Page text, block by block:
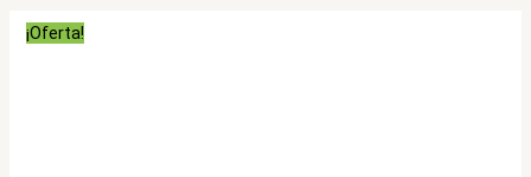
¡Oferta!